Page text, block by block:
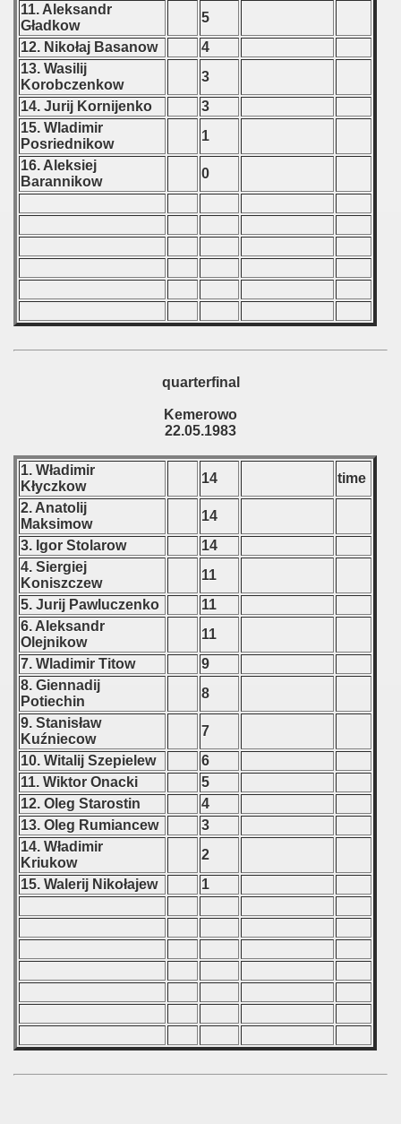
11. Aleksandr
Gładkow
5
12. Nikołaj Basanow
4
13. Wasilij
Korobczenkow
3
14. Jurij Kornijenko
3
15. Wladimir
Posriednikow
1
16. Aleksiej
Barannikow
0
quarterfinal
Kemerowo
22.05.1983
1. Władimir
Kłyczkow
14
time
2. Anatolij
Maksimow
14
3. Igor Stolarow
14
4. Siergiej
Koniszczew
11
5. Jurij Pawluczenko
11
6. Aleksandr
Olejnikow
11
7. Wladimir Titow
9
8. Giennadij
Potiechin
8
9. Stanisław
Kuźniecow
7
10. Witalij Szepielew
6
11. Wiktor Onacki
5
12. Oleg Starostin
4
13. Oleg Rumiancew
3
14. Władimir
Kriukow
2
15. Walerij Nikołajew
1
classe
Round
of USSR